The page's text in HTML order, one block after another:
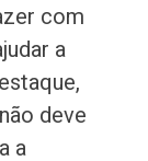
com
a
deve
a